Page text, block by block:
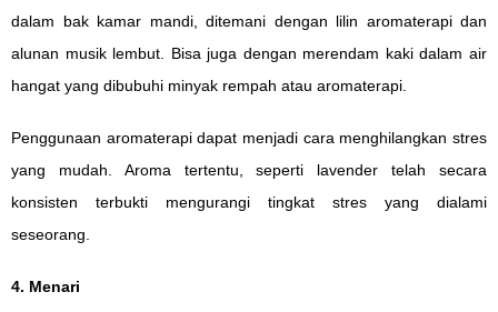
dalam bak kamar mandi, ditemani dengan lilin aromaterapi dan
alunan musik lembut. Bisa juga dengan merendam kaki dalam air
hangat yang dibubuhi minyak rempah atau aromaterapi.
Penggunaan aromaterapi dapat menjadi cara menghilangkan stres
yang mudah. Aroma tertentu, seperti lavender telah secara
konsisten terbukti mengurangi tingkat stres yang dialami
seseorang.
4. Menari